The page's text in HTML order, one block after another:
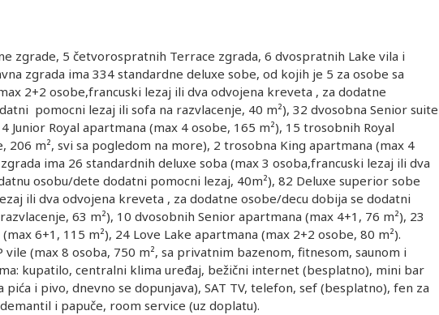
zgrade, 5 četvorospratnih Terrace zgrada, 6 dvospratnih Lake vila i
zgrada ima 334 standardne deluxe sobe, od kojih je 5 za osobe sa
2+2 osobe,francuski lezaj ili dva odvojena kreveta , za dodatne
pomocni lezaj ili sofa na razvlacenje, 40 m²), 32 dvosobna Senior suite
Junior Royal apartmana (max 4 osobe, 165 m²), 15 trosobnih Royal
206 m², svi sa pogledom na more), 2 trosobna King apartmana (max 4
ima 26 standardnih deluxe soba (max 3 osoba,francuski lezaj ili dva
osobu/dete dodatni pomocni lezaj, 40m²), 82 Deluxe superior sobe
ili dva odvojena kreveta , za dodatne osobe/decu dobija se dodatni
63 m²), 10 dvosobnih Senior apartmana (max 4+1, 76 m²), 23
6+1, 115 m²), 24 Love Lake apartmana (max 2+2 osobe, 80 m²).
vile (max 8 osoba, 750 m², sa privatnim bazenom, fitnesom, saunom i
kupatilo, centralni klima uređaj, bežični internet (besplatno), mini bar
i pivo, dnevno se dopunjava), SAT TV, telefon, sef (besplatno), fen za
i papuče, room service (uz doplatu).